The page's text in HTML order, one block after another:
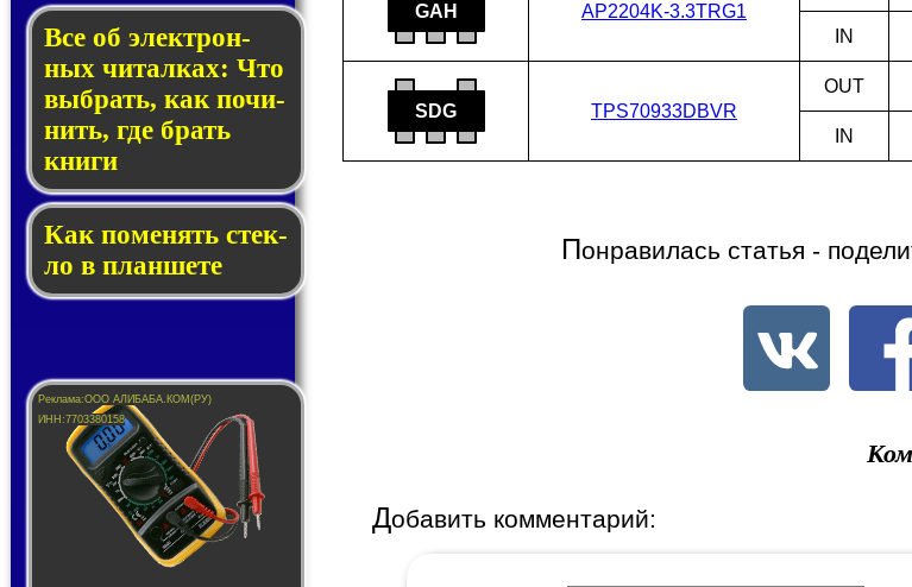
Все об элек­трон­
ных чи­тал­ках: Что
выб­рать, как по­чи­
нить, где брать
кни­ги
Как по­ме­нять стек­
ло в планшете
GAH AP2204K-3.3TRG1
IN
SDG TPS70933DBVR
OUT
IN
Понравилась статья -
Добавить комментарий: